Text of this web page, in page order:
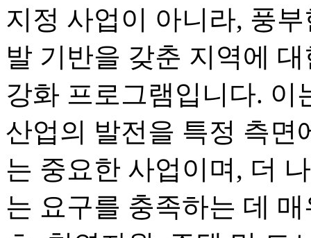
지정 사업이 아니라, 풍
발 기반을 갖춘 지역에
강화 프로그램입니다. 이
산업의 발전을 특정 측면
는 중요한 사업이며, 더
는 요구를 충족하는 데